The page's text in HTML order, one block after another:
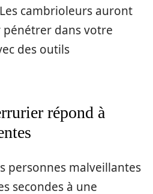
cambrioleurs auront
dans votre
des outils
répond à
personnes malveillantes
secondes à une